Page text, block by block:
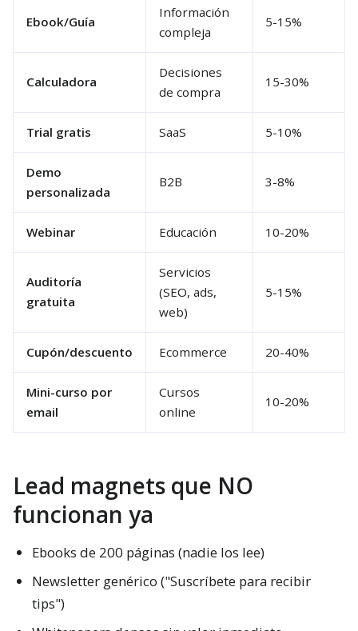
Ebook/Guía
Información
compleja
5-15%
Calculadora
Decisiones
de compra
15-30%
Trial gratis SaaS 5-10%
Demo
personalizada
B2B 3-8%
Webinar Educación 10-20%
Auditoría
gratuita
Servicios
(SEO, ads,
web)
5-15%
Cupón/descuento Ecommerce 20-40%
Mini-curso por
email
Cursos
online
10-20%
Lead magnets que NO
funcionan ya
Ebooks de 200 páginas (nadie los lee)
Newsletter genérico ("Suscríbete para recibir
tips")